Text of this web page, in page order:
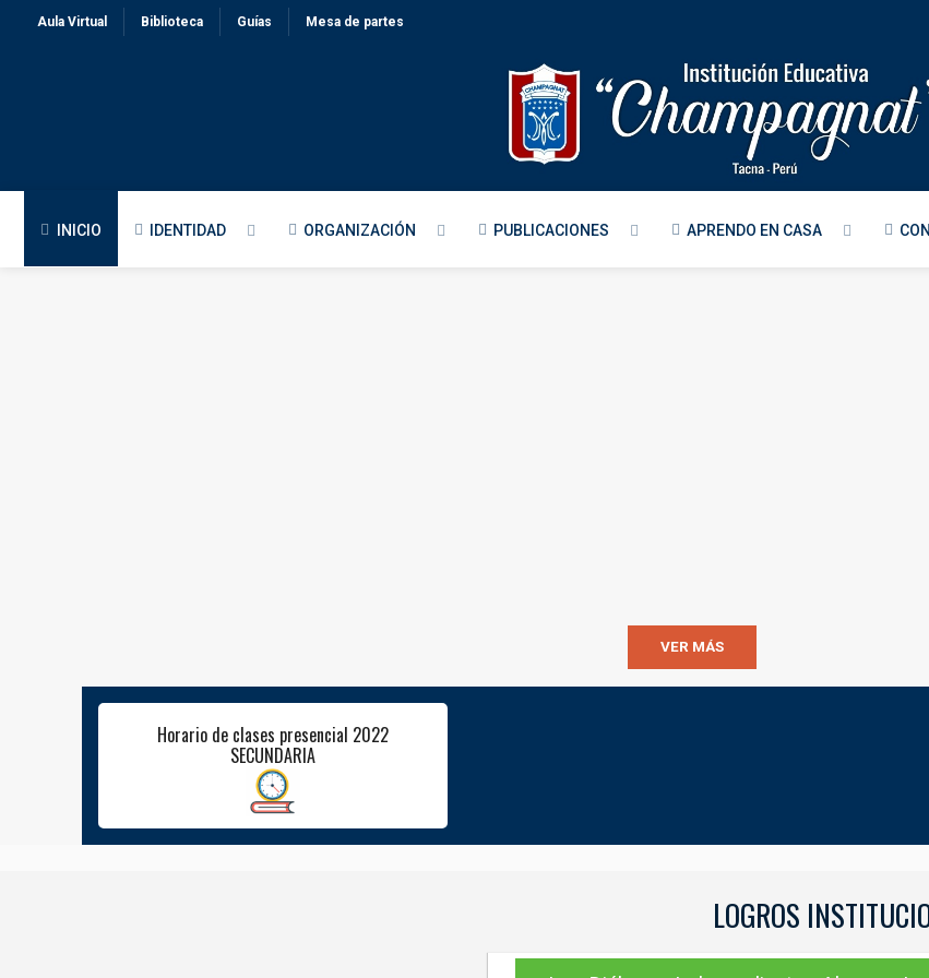
Aula Virtual Biblioteca Guías Mesa de partes
INICIO IDENTIDAD ORGANIZACIÓN PUBLICACIONES APRENDO EN CASA
VER MÁS
Horario de clases presencial 2022
SECUNDARIA
LOGROS
LOGROS